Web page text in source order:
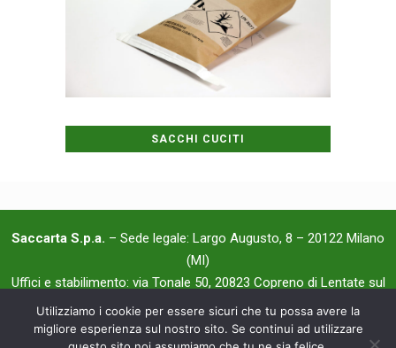
SACCHI CUCITI
Saccarta S.p.a. – Sede legale: Largo Augusto, 8 – 20122 Milano
(MI)
Uffici e stabilimento: via Tonale 50, 20823 Copreno di Lentate sul
Seveso (MB) – Tel. +39.0362.57.75.11 – Fax +39.0362.56.42.11 –
Privacy Policy–Whistleblowing
Utilizziamo i cookie per essere sicuri che tu possa avere la
migliore esperienza sul nostro sito. Se continui ad utilizzare